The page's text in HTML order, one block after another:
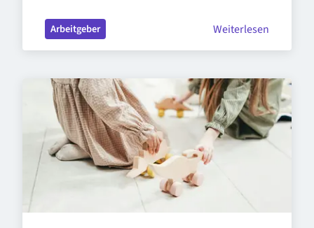
Arbeitgeber Weiterlesen